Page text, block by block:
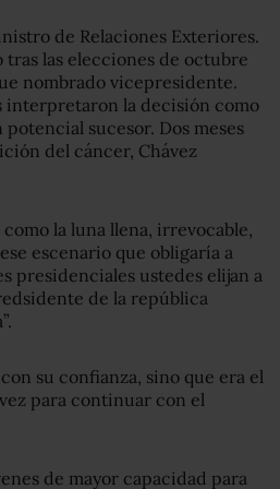
de Relaciones Exteriores.
tras las elecciones de octubre
nombrado vicepresidente.
interpretaron la decisión como
sucesor. Dos meses
del cáncer, Chávez
la luna llena, irrevocable,
escenario que obligaría a
presidenciales ustedes elijan a
de la república
su confianza, sino que era el
para continuar con el
de mayor capacidad para